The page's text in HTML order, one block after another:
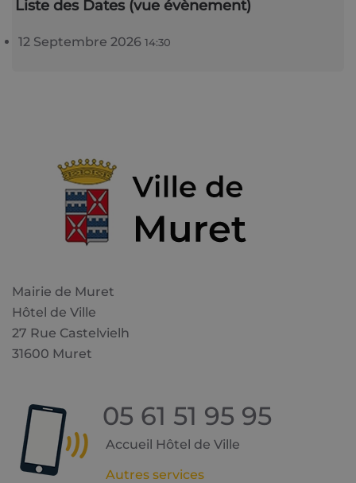
Liste des Dates (vue évènement)
12 Septembre 202614:30
Mairie de Muret
Hôtel de Ville
27 Rue Castelvielh
31600 Muret
05 61 51 95 95
Accueil Hôtel de Ville
Autres services